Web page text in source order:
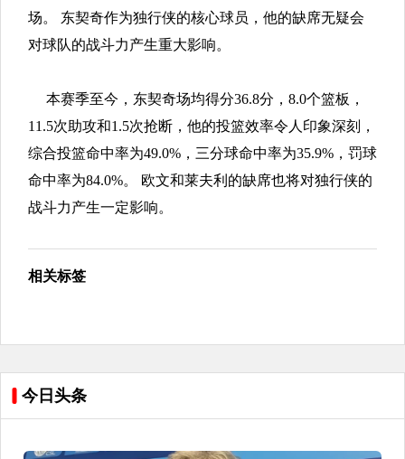
场。 东契奇作为独行侠的核心球员，他的缺席无疑会
对球队的战斗力产生重大影响。
本赛季至今，东契奇场均得分36.8分，8.0个篮板，
11.5次助攻和1.5次抢断，他的投篮效率令人印象深刻，
综合投篮命中率为49.0%，三分球命中率为35.9%，罚球
命中率为84.0%。 欧文和莱夫利的缺席也将对独行侠的
战斗力产生一定影响。
相关标签
今日头条